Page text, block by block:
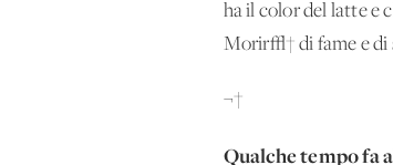
ha il color del latte e
Morir√† di fame e di
¬†
Qualche tempo fa